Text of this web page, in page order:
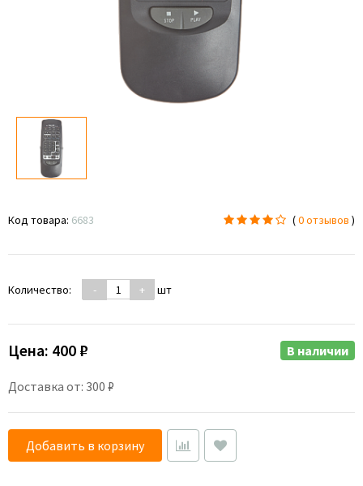
Код товара: 6683 (0 отзывов )
Количество: - + шт
Цена: 400 ₽
Доставка от: 300 ₽
В наличии
Добавить в корзину